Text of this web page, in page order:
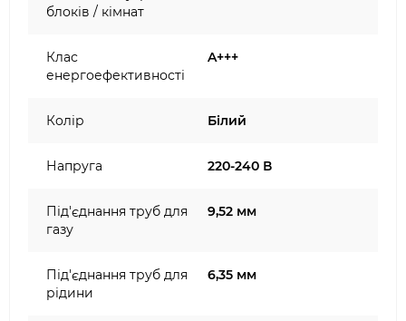
блоків / кімнат
Клас
енергоефективності
A+++
Колір Білий
Напруга 220-240 В
Під'єднання труб для
газу
9,52 мм
Під'єднання труб для
рідини
6,35 мм